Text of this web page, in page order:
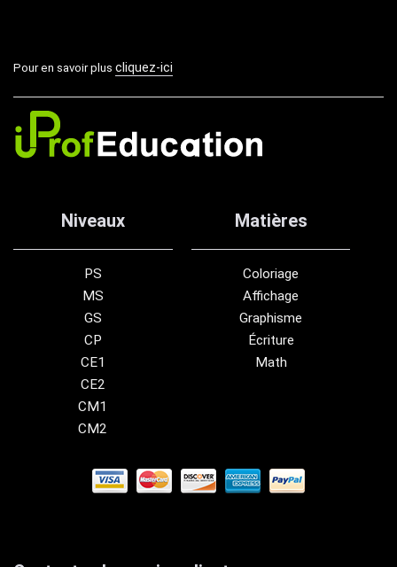
Pour en savoir plus cliquez-ici
Niveaux
PS
MS
GS
CP
CE1
CE2
CM1
CM2
Matières
Coloriage
Affichage
Graphisme
Écriture
Math